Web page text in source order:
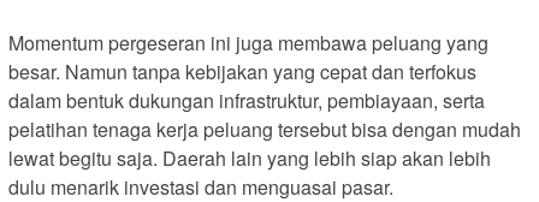
Momentum pergeseran ini juga membawa peluang yang
besar. Namun tanpa kebijakan yang cepat dan terfokus
dalam bentuk dukungan infrastruktur, pembiayaan, serta
pelatihan tenaga kerja peluang tersebut bisa dengan mudah
lewat begitu saja. Daerah lain yang lebih siap akan lebih
dulu menarik investasi dan menguasai pasar.